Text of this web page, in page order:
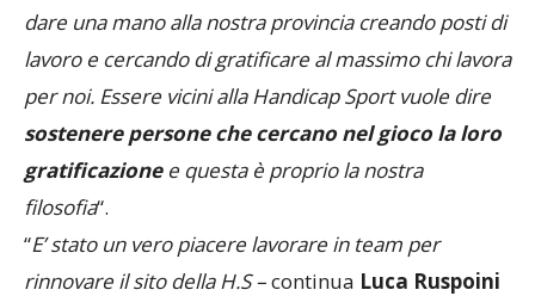
dare una mano alla nostra provincia creando posti di
lavoro e cercando di gratificare al massimo chi lavora
per noi. Essere vicini alla Handicap Sport vuole dire
sostenere persone che cercano nel gioco la loro
gratificazionee questa è proprio la nostra
filosofia“.
“E’ stato un vero piacere lavorare in team per
rinnovare il sito della H.S –continua Luca Ruspoini